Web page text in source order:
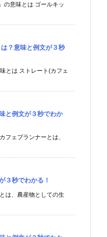
の意味とは ゴールキッ
？意味と例文が３秒
とは ストレート(カフェ
と例文が３秒でわか
フェプランナーとは、
３秒でわかる！
は、農産物としての生